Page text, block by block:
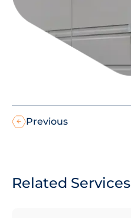
Previous
Related Services